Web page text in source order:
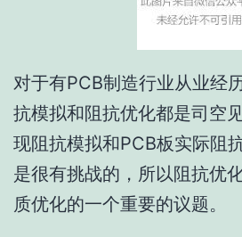
对于有PCB制造行业从业经
抗模拟和阻抗优化都是司空
现阻抗模拟和PCB板实际阻
是很有挑战的，所以阻抗优
质优化的一个重要的议题。